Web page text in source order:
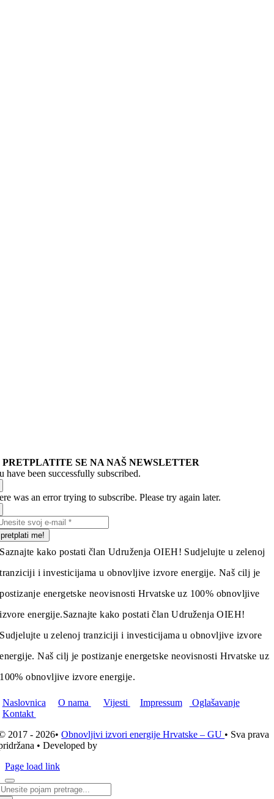
PRETPLATITE SE NA NAŠ NEWSLETTER
have been successfully subscribed.
was an error trying to subscribe. Please try again later.
pretplati me!
Saznajte kako postati član Udruženja OIEH! Sudjelujte u zelenoj
tranziciji i investicijama u obnovljive izvore energije. Naš cilj je
postizanje energetske neovisnosti Hrvatske uz 100% obnovljive
izvore energije.Saznajte kako postati član Udruženja OIEH!
Sudjelujte u zelenoj tranziciji i investicijama u obnovljive izvore
energije. Naš cilj je postizanje energetske neovisnosti Hrvatske uz
100% obnovljive izvore energije.
Naslovnica O nama Vijesti Impressum
Oglašavanje
Kontakt
2017 - 2026•Obnovljivi izvori energije Hrvatske – GU • Sva prava
• Developed by
Page load link